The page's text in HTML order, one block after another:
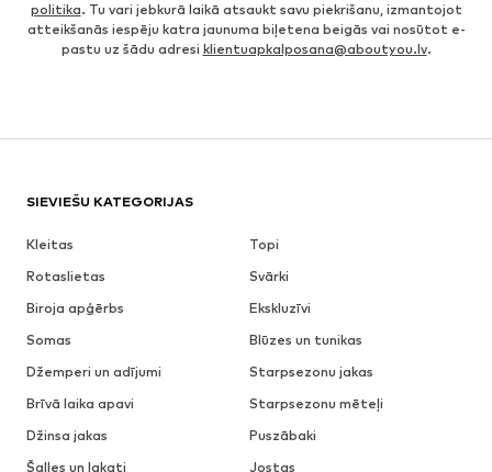
politika. Tu vari jebkurā laikā atsaukt savu piekrišanu, izmantojot
atteikšanās iespēju katra jaunuma biļetena beigās vai nosūtot e-
pastu uz šādu adresi klientuapkalposana@aboutyou.lv.
SIEVIEŠU KATEGORIJAS
Kleitas
Topi
Rotaslietas
Svārki
Biroja apģērbs
Ekskluzīvi
Somas
Blūzes un tunikas
Džemperi un adījumi
Starpsezonu jakas
Brīvā laika apavi
Starpsezonu mēteļi
Džinsa jakas
Puszābaki
Šalles un lakati
Jostas